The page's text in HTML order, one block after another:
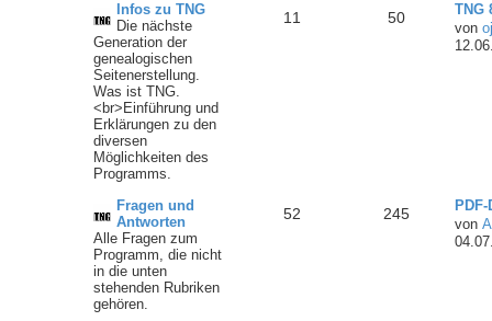
Infos zu TNG
Die nächste
Generation der
genealogischen
Seitenerstellung.
Was ist TNG.
<br>Einführung und
Erklärungen zu den
diversen
Möglichkeiten des
Programms.
11 50
TNG
von
Fragen und
Antworten
Alle Fragen zum
Programm, die nicht
in die unten
stehenden Rubriken
gehören.
52 245
von